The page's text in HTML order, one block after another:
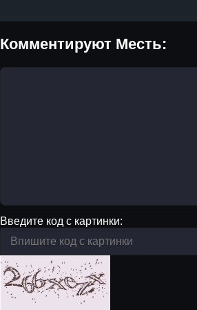
Комментируют Месть:
Введите код с картинки: